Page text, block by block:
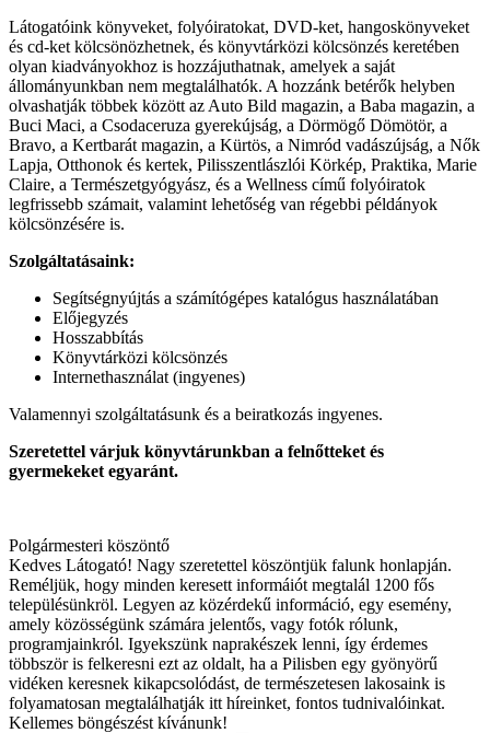
Látogatóink könyveket, folyóiratokat, DVD-ket, hangoskönyveket
és cd-ket kölcsönözhetnek, és könyvtárközi kölcsönzés keretében
olyan kiadványokhoz is hozzájuthatnak, amelyek a saját
állományunkban nem megtalálhatók. A hozzánk betérők helyben
olvashatják többek között az Auto Bild magazin, a Baba magazin, a
Buci Maci, a Csodaceruza gyerekújság, a Dörmögő Dömötör, a
Bravo, a Kertbarát magazin, a Kürtös, a Nimród vadászújság, a Nők
Lapja, Otthonok és kertek, Pilisszentlászlói Körkép, Praktika, Marie
Claire, a Természetgyógyász, és a Wellness című folyóiratok
legfrissebb számait, valamint lehetőség van régebbi példányok
kölcsönzésére is.
Szolgáltatásaink:
Segítségnyújtás a számítógépes katalógus használatában
Előjegyzés
Hosszabbítás
Könyvtárközi kölcsönzés
Internethasználat (ingyenes)
Valamennyi szolgáltatásunk és a beiratkozás ingyenes.
Szeretettel várjuk könyvtárunkban a felnőtteket és
gyermekeket egyaránt.
Polgármesteri köszöntő
Kedves Látogató! Nagy szeretettel köszöntjük falunk honlapján.
Reméljük, hogy minden keresett informáiót megtalál 1200 fős
településünkröl. Legyen az közérdekű információ, egy esemény,
amely közösségünk számára jelentős, vagy fotók rólunk,
programjainkról. Igyekszünk naprakészek lenni, így érdemes
többször is felkeresni ezt az oldalt, ha a Pilisben egy gyönyörű
vidéken keresnek kikapcsolódást, de természetesen lakosaink is
folyamatosan megtalálhatják itt híreinket, fontos tudnivalóinkat.
Kellemes böngészést kívánunk!